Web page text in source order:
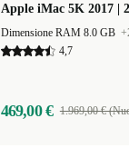
Apple iMac 5K 2017 |
Dimensione RAM 8.0 GB
4,7
469,00 € 1.969,00 €